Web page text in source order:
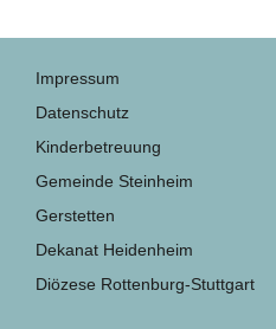
Impressum
Datenschutz
Kinderbetreuung
Gemeinde Steinheim
Gerstetten
Dekanat Heidenheim
Diözese Rottenburg-Stuttgart